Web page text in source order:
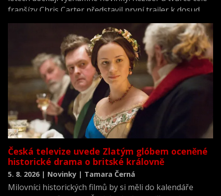
franšízy Chris Carter představil první trailer k dosud
neviděné režisérské verzi filmu Akta X: Chci uvěřit.
Česká televize uvede Zlatým glóbem oceněné
historické drama o britské královně
5. 8. 2026 | Novinky | Tamara Černá
Milovníci historických filmů by si měli do kalendáře